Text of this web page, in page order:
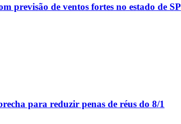
previsão de ventos fortes no estado de SP
para reduzir penas de réus do 8/1